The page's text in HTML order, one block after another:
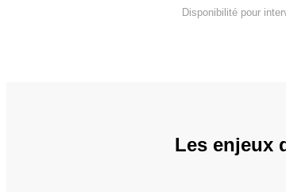
Disponibilité pour
Les enjeux